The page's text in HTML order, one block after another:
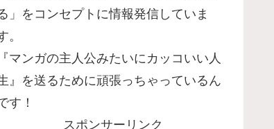
」をコンセプトに情報発信していま
。
『マンガの主人公みたいにカッコいい人
』を送るために頑張っちゃっているん
す！
スポンサーリンク